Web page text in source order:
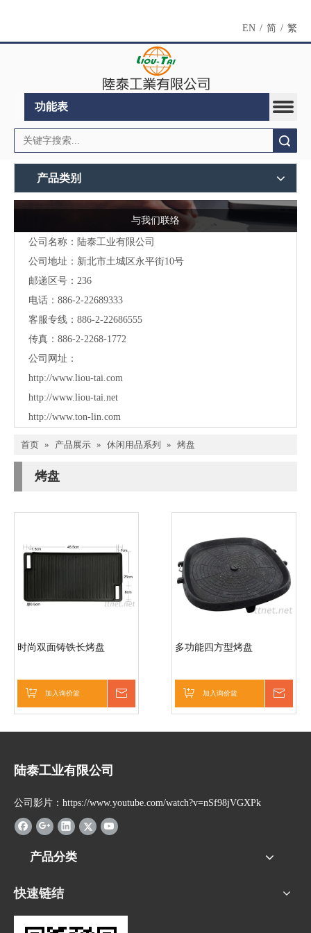
EN / 简 / 繁
功能表
产品类别
与我们联络
公司名称：陆泰工业有限公司
公司地址： 新北市土城区永平街10号
邮递区号：236
电话：886-2-22689333
客服专线：886-2-22686555
传真：886-2-2268-1772
公司网址：
http://www.liou-tai.com
http://www.liou-tai.net
http://www.ton-lin.com
首页 » 产品展示 » 休闲用品系列 » 烤盘
烤盘
时尚双面铸铁长烤盘
加入询价篮
多功能四方型烤盘
加入询价篮
陆泰工业有限公司
公司影片：https://www.youtube.com/watch?v=nSf98jVGXPk
产品分类
快速链结